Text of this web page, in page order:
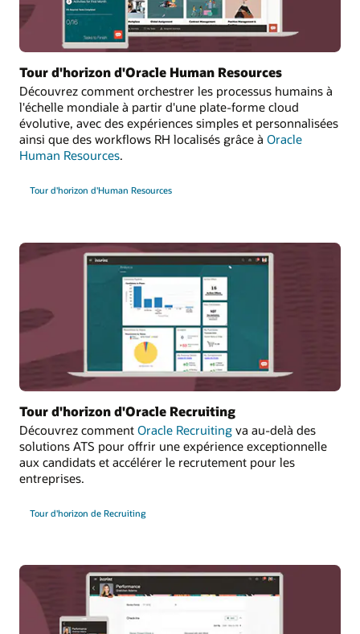
Tour d'horizon d'Oracle Human Resources
Découvrez comment orchestrer les processus humains à
l'échelle mondiale à partir d'une plate-forme cloud
évolutive, avec des expériences simples et personnalisées
ainsi que des workflows RH localisés grâce à Oracle
Human Resources.
Tour d'horizon d'Human Resources
Tour d'horizon d'Oracle Recruiting
Découvrez comment Oracle Recruiting va au-delà des
solutions ATS pour offrir une expérience exceptionnelle
aux candidats et accélérer le recrutement pour les
entreprises.
Tour d'horizon de Recruiting